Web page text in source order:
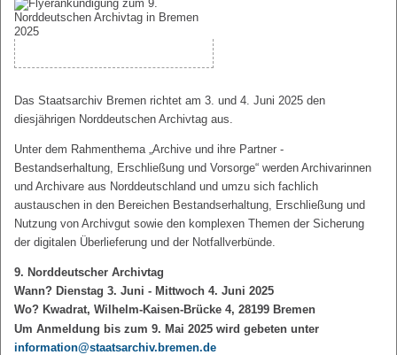
Das Staatsarchiv Bremen richtet am 3. und 4. Juni 2025 den
diesjährigen Norddeutschen Archivtag aus.
Unter dem Rahmenthema „Archive und ihre Partner -
Bestandserhaltung, Erschließung und Vorsorge“ werden Archivarinnen
und Archivare aus Norddeutschland und umzu sich fachlich
austauschen in den Bereichen Bestandserhaltung, Erschließung und
Nutzung von Archivgut sowie den komplexen Themen der Sicherung
der digitalen Überlieferung und der Notfallverbünde.
9. Norddeutscher Archivtag
Wann? Dienstag 3. Juni - Mittwoch 4. Juni 2025
Wo? Kwadrat, Wilhelm-Kaisen-Brücke 4, 28199 Bremen
Um Anmeldung bis zum 9. Mai 2025 wird gebeten unter
information@staatsarchiv.bremen.de